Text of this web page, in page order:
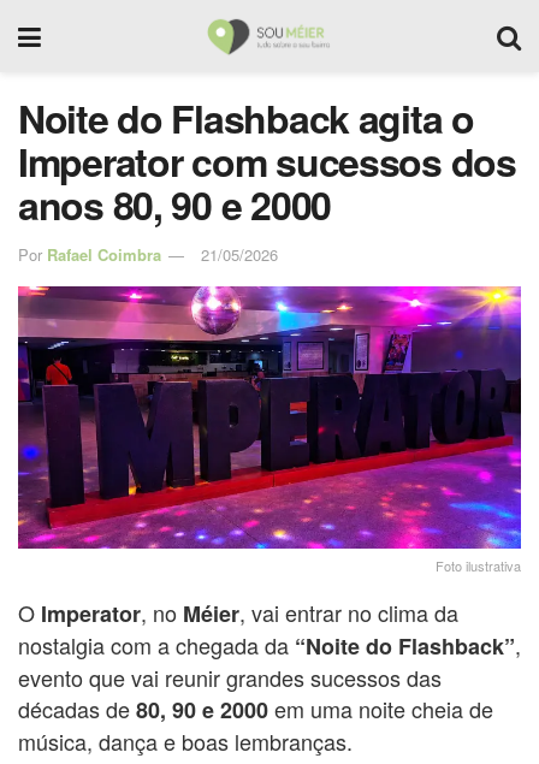
Noite do Flashback agita o
Imperator com sucessos dos
anos 80, 90 e 2000
Por Rafael Coimbra 21/05/2026
Foto ilustrativa
O Imperator, no Méier, vai entrar no clima da
nostalgia com a chegada da “Noite do Flashback”,
evento que vai reunir grandes sucessos das
décadas de80, 90 e 2000em uma noite cheia de
música, dança e boas lembranças.